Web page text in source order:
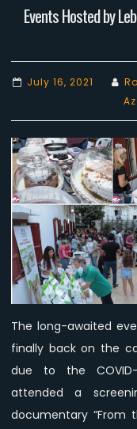
Events Hosted by
July 16, 2021
The long-awaited
finally back on the
due to the COVID-
attended a
documentary “From